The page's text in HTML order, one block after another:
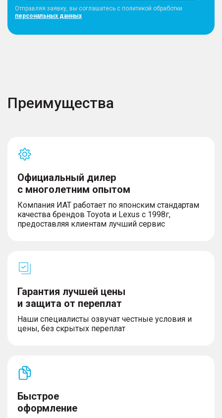
Отправляя заявку, вы соглашатесь с политикой обработки
персональных данных
Преимущества
Официальный дилер
с многолетним опытом
Компания ИАТ работает по японским стандартам
качества брендов Toyota и Lexus с 1998г,
предоставляя клиентам лучший сервис
Гарантия лучшей цены
и защита от переплат
Наши специалисты озвучат честные условия и
цены, без скрытых переплат
Быстрое
оформление